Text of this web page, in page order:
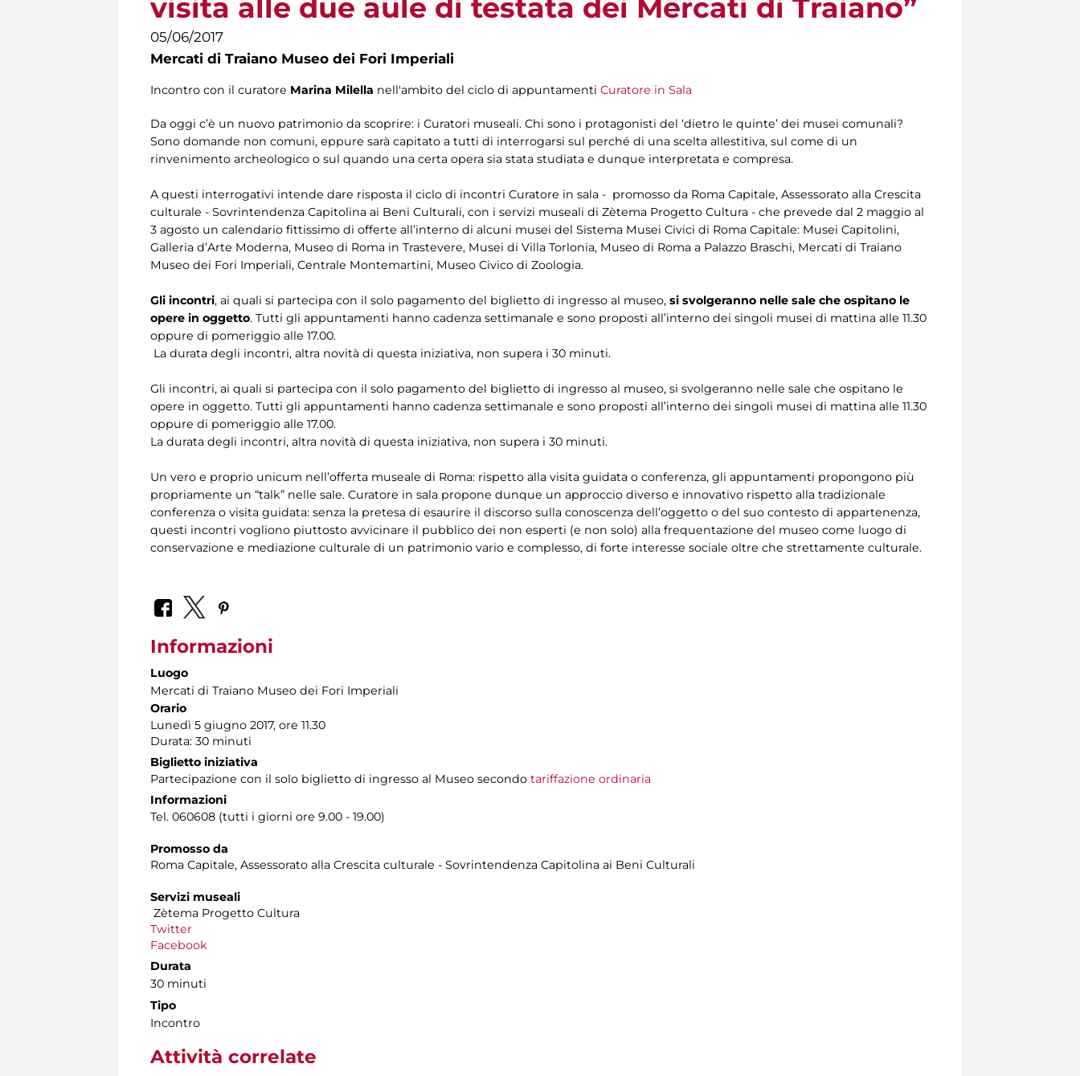
visita alle due aule di testata dei Mercati di Traiano”
05/06/2017
Mercati di Traiano Museo dei Fori Imperiali
Incontro con il curatore Marina Milella nell'ambito del ciclo di appuntamenti Curatore in Sala
Da oggi c’è un nuovo patrimonio da scoprire: i Curatori museali. Chi sono i protagonisti del ‘dietro le quinte’ dei musei comunali?
Sono domande non comuni, eppure sarà capitato a tutti di interrogarsi sul perché di una scelta allestitiva, sul come di un
rinvenimento archeologico o sul quando una certa opera sia stata studiata e dunque interpretata e compresa.
A questi interrogativi intende dare risposta il ciclo di incontri Curatore in sala - promosso da Roma Capitale, Assessorato alla Crescita
culturale - Sovrintendenza Capitolina ai Beni Culturali, con i servizi museali di Zètema Progetto Cultura - che prevede dal 2 maggio al
3 agosto un calendario fittissimo di offerte all’interno di alcuni musei del Sistema Musei Civici di Roma Capitale: Musei Capitolini,
Galleria d’Arte Moderna, Museo di Roma in Trastevere, Musei di Villa Torlonia, Museo di Roma a Palazzo Braschi, Mercati di Traiano
Museo dei Fori Imperiali, Centrale Montemartini, Museo Civico di Zoologia.
Gli incontri, ai quali si partecipa con il solo pagamento del biglietto di ingresso al museo, si svolgeranno nelle sale che ospitano le
opere in oggetto. Tutti gli appuntamenti hanno cadenza settimanale e sono proposti all’interno dei singoli musei di mattina alle 11.30
oppure di pomeriggio alle 17.00.
La durata degli incontri, altra novità di questa iniziativa, non supera i 30 minuti.
Gli incontri, ai quali si partecipa con il solo pagamento del biglietto di ingresso al museo, si svolgeranno nelle sale che ospitano le
opere in oggetto. Tutti gli appuntamenti hanno cadenza settimanale e sono proposti all’interno dei singoli musei di mattina alle 11.30
oppure di pomeriggio alle 17.00.
La durata degli incontri, altra novità di questa iniziativa, non supera i 30 minuti.
Un vero e proprio unicum nell’offerta museale di Roma: rispetto alla visita guidata o conferenza, gli appuntamenti propongono più
propriamente un “talk” nelle sale. Curatore in sala propone dunque un approccio diverso e innovativo rispetto alla tradizionale
conferenza o visita guidata: senza la pretesa di esaurire il discorso sulla conoscenza dell’oggetto o del suo contesto di appartenenza,
questi incontri vogliono piuttosto avvicinare il pubblico dei non esperti (e non solo) alla frequentazione del museo come luogo di
conservazione e mediazione culturale di un patrimonio vario e complesso, di forte interesse sociale oltre che strettamente culturale.
Informazioni
Luogo
Mercati di Traiano Museo dei Fori Imperiali
Orario
Lunedì 5 giugno 2017, ore 11.30
Durata: 30 minuti
Biglietto iniziativa
Partecipazione con il solo biglietto di ingresso al Museo secondo tariffazione ordinaria
Informazioni
Tel. 060608 (tutti i giorni ore 9.00 - 19.00)
Promosso da
Roma Capitale, Assessorato alla Crescita culturale - Sovrintendenza Capitolina ai Beni Culturali
Servizi museali
Zètema Progetto Cultura
Twitter
Facebook
Durata
30 minuti
Tipo
Incontro
Attività correlate